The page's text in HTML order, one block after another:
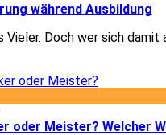
während Ausbildung
Vieler. Doch wer sich damit
oder Meister? Welcher